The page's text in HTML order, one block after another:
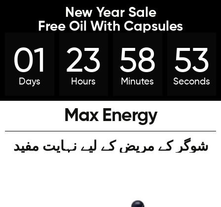
New Year Sale
Free Oil With Capsules
01
Days
23
Hours
58
Minutes
51
Seconds
Max Energy
شوگر کے مریض کے لیے نہایت مفید